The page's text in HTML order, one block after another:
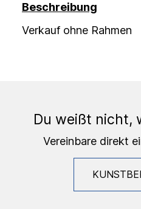
Beschreibung
Verkauf ohne Rahmen
Du weißt nicht,
Vereinbare direkt